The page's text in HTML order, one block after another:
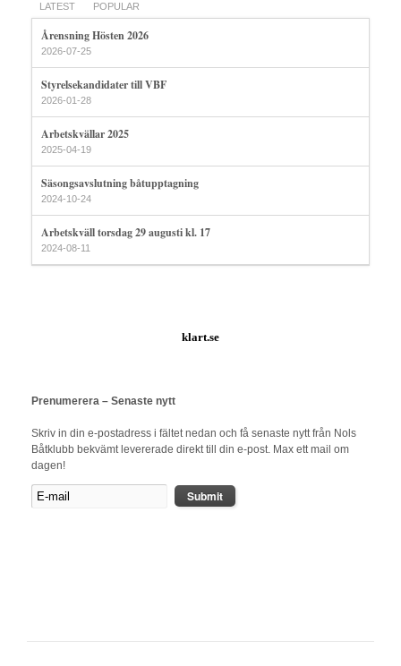
LATEST POPULAR
Årensning Hösten 2026
2026-07-25
Styrelsekandidater till VBF
2026-01-28
Arbetskvällar 2025
2025-04-19
Säsongsavslutning båtupptagning
2024-10-24
Arbetskväll torsdag 29 augusti kl. 17
2024-08-11
klart.se
Prenumerera – Senaste nytt
Skriv in din e-postadress i fältet nedan och få senaste nytt från Nols
Båtklubb bekvämt levererade direkt till din e-post. Max ett mail om
dagen!